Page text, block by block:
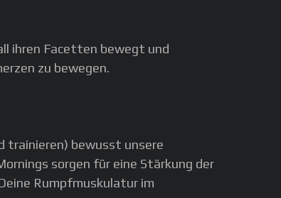
ihren Facetten bewegt und
zu bewegen.
trainieren) bewusst unsere
sorgen für eine Stärkung der
Rumpfmuskulatur im